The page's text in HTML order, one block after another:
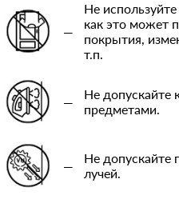
—
Не
как это может
покрытия,
т.п.
—
Не допускайте
предметами.
—
Не допускайте
лучей.